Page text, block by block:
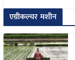
एग्रीकल्चर मशीन